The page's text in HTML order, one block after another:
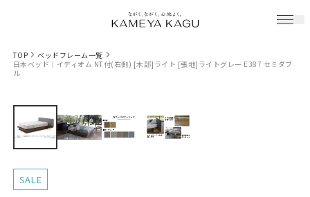
TOP
ベッドフレーム一覧
日本ベッド｜イディオム NT付(右側) [木部]ライト [張地]ライトグレー E387 セミダブ
ル
SALE